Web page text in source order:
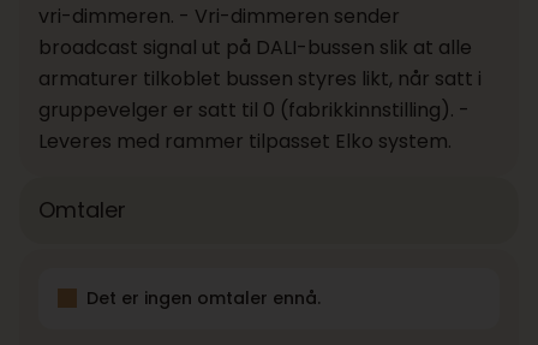
vri-dimmeren. - Vri-dimmeren sender
broadcast signal ut på DALI-bussen slik at alle
armaturer tilkoblet bussen styres likt, når satt i
gruppevelger er satt til 0 (fabrikkinnstilling). -
Leveres med rammer tilpasset Elko system.
Omtaler
Det er ingen omtaler ennå.